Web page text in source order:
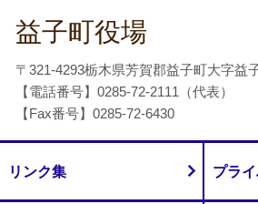
益子町役場
〒321-4293栃木県芳賀郡益子町大字益
【電話番号】0285-72-2111（代表）
【Fax番号】0285-72-6430
リンク集 プラ